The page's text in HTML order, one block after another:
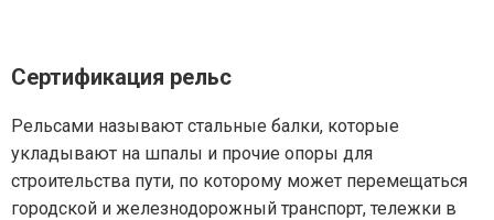
Сертификация рельс
Рельсами называют стальные балки, которые
укладывают на шпалы и прочие опоры для
строительства пути, по которому может перемещаться
городской и железнодорожный транспорт, тележки в